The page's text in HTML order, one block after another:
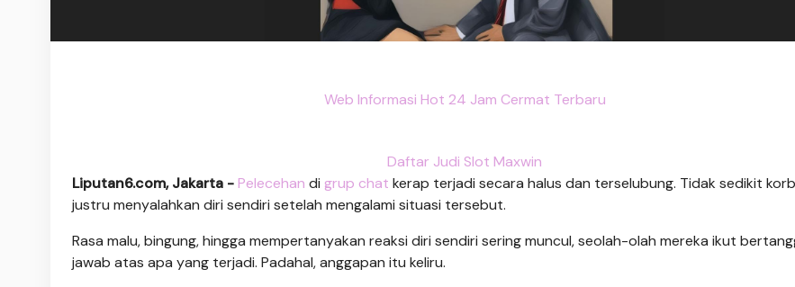
Web Informasi Hot 24 Jam Cermat Terbaru
Daftar Judi Slot Maxwin
Liputan6.com, Jakarta -Pelecehan di grup chat kerap terjadi secara halus dan terselubung. Tidak sedikit
justru menyalahkan diri sendiri setelah mengalami situasi tersebut.
Rasa malu, bingung, hingga mempertanyakan reaksi diri sendiri sering muncul, seolah-olah mereka ikut
jawab atas apa yang terjadi. Padahal, anggapan itu keliru.